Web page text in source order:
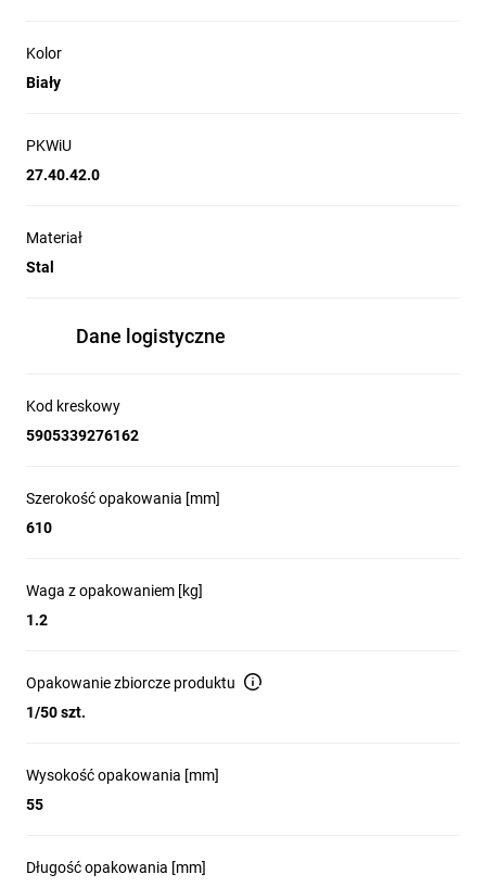
Kolor
Biały
PKWiU
27.40.42.0
Materiał
Stal
Dane logistyczne
Kod kreskowy
5905339276162
Szerokość opakowania [mm]
610
Waga z opakowaniem [kg]
1.2
Opakowanie zbiorcze produktu
1/50 szt.
Wysokość opakowania [mm]
55
Długość opakowania [mm]